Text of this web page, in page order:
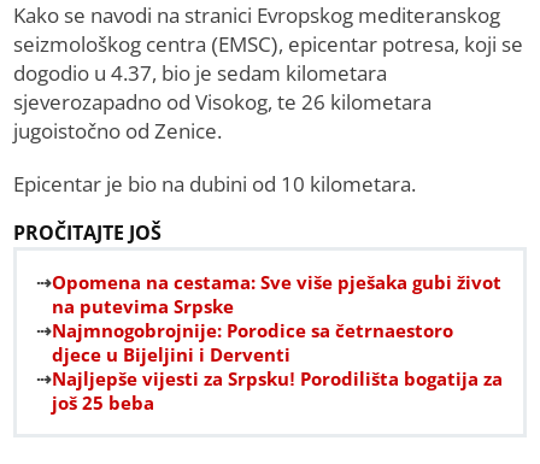
Kako se navodi na stranici Evropskog mediteranskog
seizmološkog centra (EMSC), epicentar potresa, koji se
dogodio u 4.37, bio je sedam kilometara
sjeverozapadno od Visokog, te 26 kilometara
jugoistočno od Zenice.
Epicentar je bio na dubini od 10 kilometara.
PROČITAJTE JOŠ
Opomena na cestama: Sve više pješaka gubi život
na putevima Srpske
Najmnogobrojnije: Porodice sa četrnaestoro
djece u Bijeljini i Derventi
Najljepše vijesti za Srpsku! Porodilišta bogatija za
još 25 beba